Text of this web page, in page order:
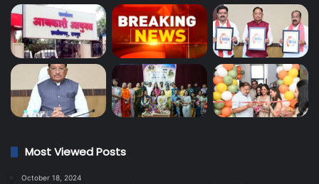
Most Viewed Posts
October 18, 2024